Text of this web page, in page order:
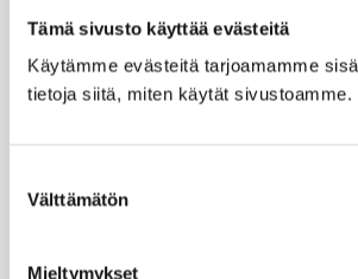
Tämä sivusto käyttää evästeitä
Käytämme evästeitä tarjoamamme
tietoja siitä, miten käytät
valinta
Välttämätön
Mieltymykset